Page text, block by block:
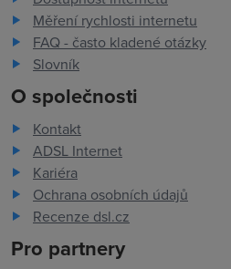
Měření rychlosti internetu
FAQ - často kladené otázky
Slovník
O společnosti
Kontakt
ADSL Internet
Kariéra
Ochrana osobních údajů
Recenze dsl.cz
Pro partnery